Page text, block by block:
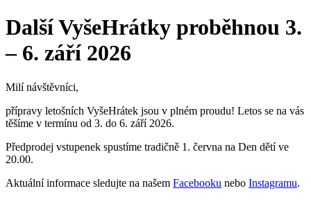
Další VyšeHrátky proběhnou 3.
– 6. září 2026
Milí návštěvníci,
přípravy letošních VyšeHrátek jsou v plném proudu! Letos se na vás
těšíme v termínu od 3. do 6. září 2026.
Předprodej vstupenek spustíme tradičně 1. června na Den dětí ve
20.00.
Aktuální informace sledujte na našem Facebooku nebo Instagramu.